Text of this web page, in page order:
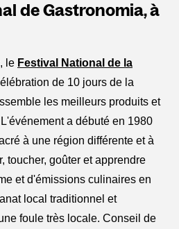
de Gastronomia, à
le Festival National de la
de 10 jours de la
les meilleurs produits et
a débuté en 1980
à une région différente et à
toucher, goûter et apprendre
et d'émissions culinaires en
local traditionnel et
foule très locale. Conseil de